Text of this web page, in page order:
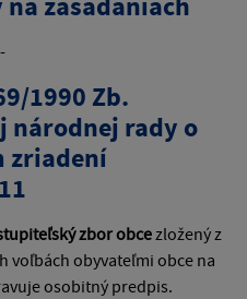
-
1990 Zb.
národnej rady o
zriadení
zbor obce zložený z
voľbách obyvateľmi obce na
osobitný predpis.